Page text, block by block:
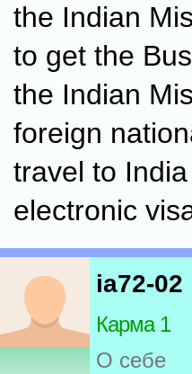
the Indian
to get the
the Indian
foreign
travel to
electronic
ia72-02
Карма 1
О себе